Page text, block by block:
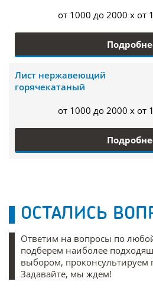
от 1000 до 2000 x от
Лист нержавеющий
горячекатаный
от 1000 до 2000 x от
ОСТАЛИСЬ
Ответим на вопросы по
подберем наиболее
выбором,
Задавайте, мы ждем!